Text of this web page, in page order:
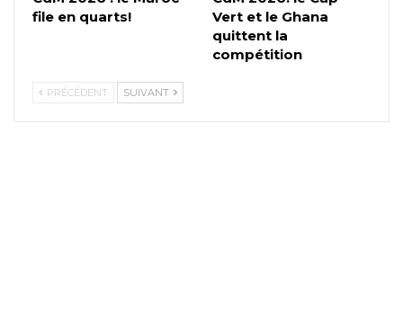
file en quarts!
Vert et le Ghana
quittent la
compétition
PRÉCÉDENT SUIVANT